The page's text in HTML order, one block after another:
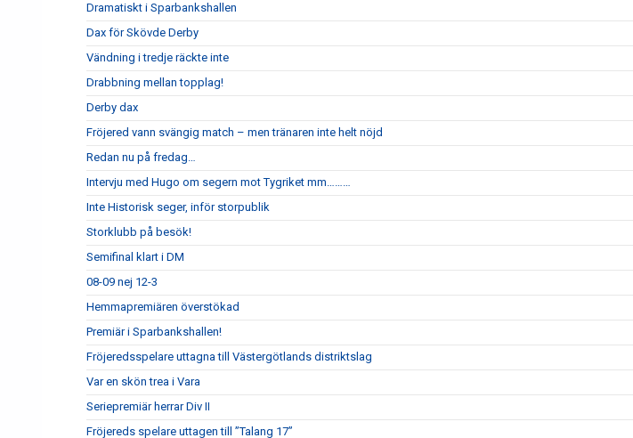
Dramatiskt i Sparbankshallen
Dax för Skövde Derby
Vändning i tredje räckte inte
Drabbning mellan topplag!
Derby dax
Fröjered vann svängig match – men tränaren inte helt nöjd
Redan nu på fredag…
Intervju med Hugo om segern mot Tygriket mm………
Inte Historisk seger, inför storpublik
Storklubb på besök!
Semifinal klart i DM
08-09 nej 12-3
Hemmapremiären överstökad
Premiär i Sparbankshallen!
Fröjeredsspelare uttagna till Västergötlands distriktslag
Var en skön trea i Vara
Seriepremiär herrar Div II
Fröjereds spelare uttagen till ”Talang 17”